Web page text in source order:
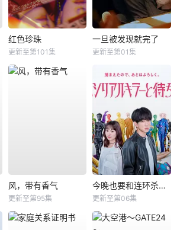
红色珍珠
更新至第101集
一旦被发现就完了
更新至第01集
风，带有香气
更新至第95集
今晚也要和连环杀手约会
更新至第06集